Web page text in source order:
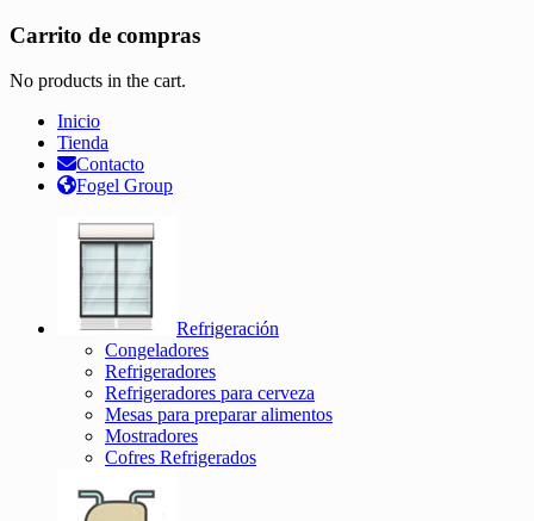
Carrito de compras
No products in the cart.
Inicio
Tienda
Contacto
Fogel Group
Refrigeración
Congeladores
Refrigeradores
Refrigeradores para cerveza
Mesas para preparar alimentos
Mostradores
Cofres Refrigerados